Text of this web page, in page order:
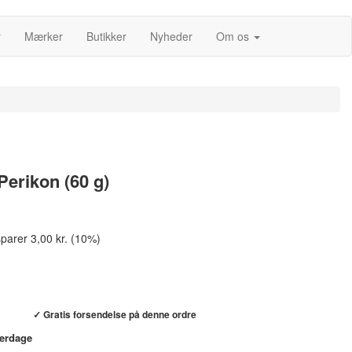
Mærker Butikker Nyheder Om os
(60 g)
3,00 kr. (10%)
✓ Gratis forsendelse på denne ordre